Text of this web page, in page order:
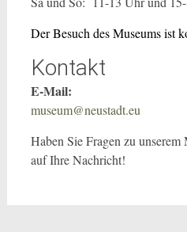
Der Besuch des Museums ist
Kontakt
E-Mail:
museum@neustadt.eu
Haben Sie Fragen zu
auf Ihre Nachricht!